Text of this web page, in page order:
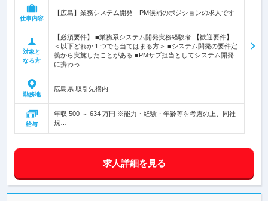
仕事内容
【広島】業務システム開発 PM候補のポジションの求人です
対象と
なる方
【必須要件】 ■業務系システム開発実務経験者 【歓迎要件】
＜以下どれか１つでも当てはまる方＞ ■システム開発の要件定
義から実施したことがある ■PMサブ担当としてシステム開発
に携わっ…
勤務地
広島県 取引先構内
給与
年収 500 ～ 634 万円 ※能力・経験・年齢等を考慮の上、同社
規…
求人詳細を見る